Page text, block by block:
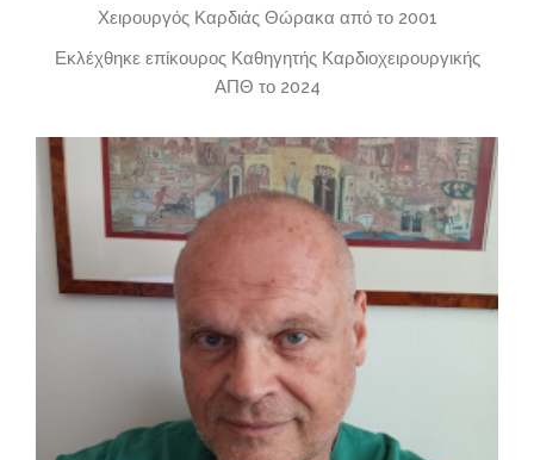
Χειρουργός Καρδιάς Θώρακα από το 2001
Εκλέχθηκε επίκουρος Καθηγητής Καρδιοχειρουργικής
ΑΠΘ το 2024